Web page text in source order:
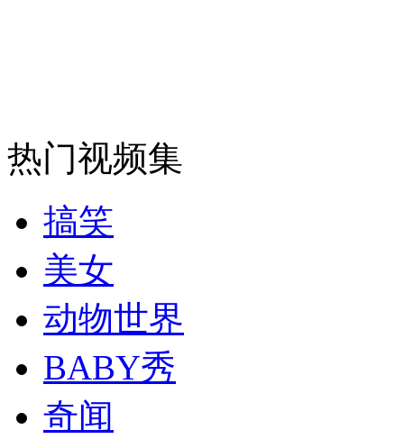
纽约上演“枕头大战”
司机酒驾遇交警 急速倒车逃窜
热门视频集
搞笑
美女
动物世界
BABY秀
奇闻